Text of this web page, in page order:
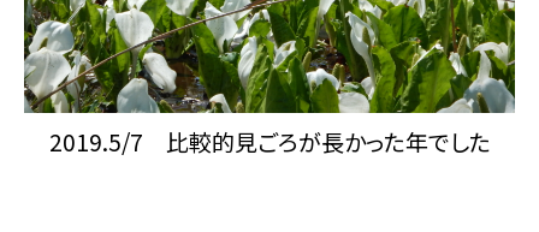
2019.5/7 比較的見ごろが長かった年でした